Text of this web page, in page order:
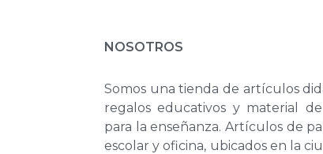
NOSOTROS
Somos una tienda de artículos
regalos educativos y material
para la enseñanza. Artículos de
escolar y oficina, ubicados en la